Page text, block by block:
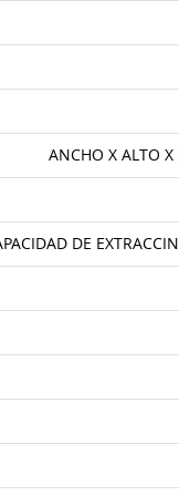
ANCHO X ALTO
DE